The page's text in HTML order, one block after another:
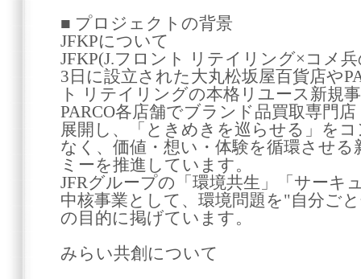
■ プロジェクトの背景
JFKPについて
JFKP(J.フロント リテイリング×コメ
3日に設立された大丸松坂屋百貨店や
ト リテイリングの本格リユース新規
PARCO各店舗でブランド品買取専門
展開し、「ときめきを巡らせる」を
なく、価値・想い・体験を循環させ
ミーを推進しています。
JFRグループの「環境共生」「サーキ
中核事業として、環境問題を"自分ご
の目的に掲げています。
みらい共創について